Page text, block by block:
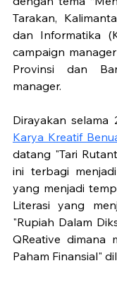
Tarakan,
dan Informatika
campaign
Provinsi dan
manager.
Dirayakan
Karya Kreatif
datang "Tari
ini terbagi
yang menjadi
Literasi yang
"Rupiah Dalam
QReative dimana
Paham Finansial"